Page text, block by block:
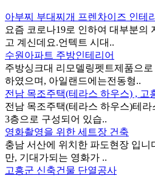
아부찌 부대찌개 프렌차이즈 인테
요즘 코로나19로 인하여 대부분의
고 계신데요.언텍트 시대..
수원아파트 주방인테리어
주방싱크대 리모델링펫트제품으
하였으며, 아일랜드에는전동형..
전남 목조주택(테라스 하우스) , 고
전남 목조주택(테라스 하우스)테
3층으로 구성되어 있습..
영화촬영을 위한 세트장 건축
충남 서산에 위치한 파도현장 입니
만, 기대가되는 영화가 ..
고흥군 신축건물 단열공사